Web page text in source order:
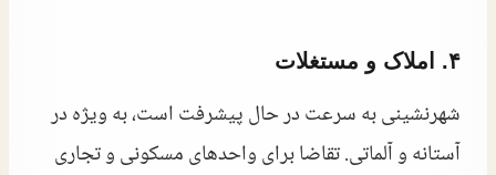
۴. املاک و مستغلات
شهرنشینی به سرعت در حال پیشرفت است، به ویژه در
آستانه و آلماتی. تقاضا برای واحدهای مسکونی و تجاری